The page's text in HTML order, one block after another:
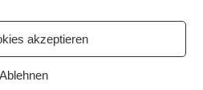
akzeptieren
Ablehnen
Zschocken 2026